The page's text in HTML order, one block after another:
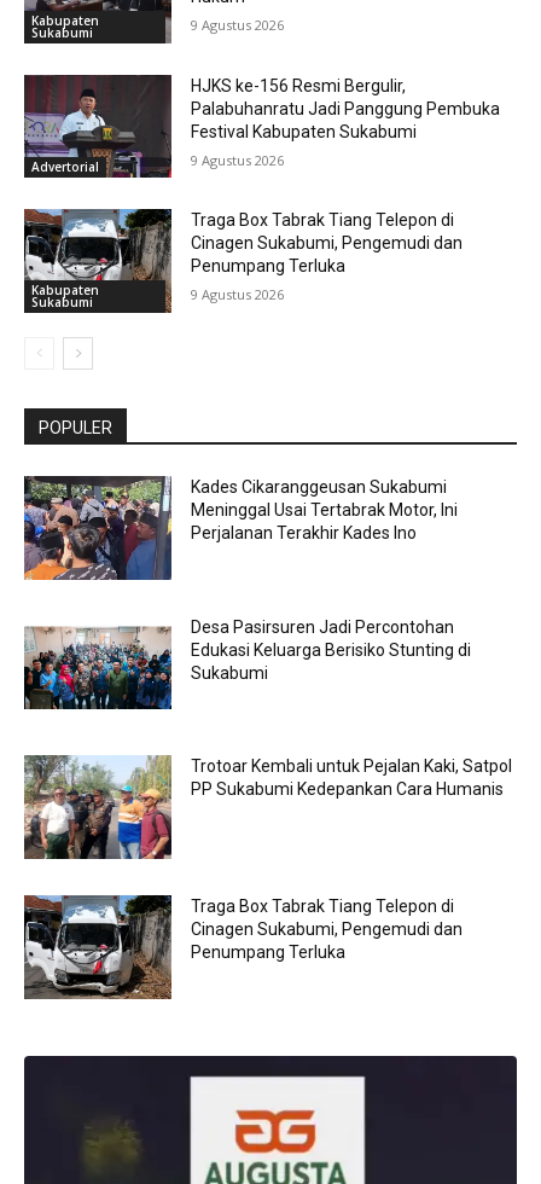
Kabupaten
Sukabumi 9 Agustus 2026
Advertorial
HJKS ke-156 Resmi Bergulir,
Palabuhanratu Jadi Panggung Pembuka
Festival Kabupaten Sukabumi
9 Agustus 2026
Kabupaten
Sukabumi
Traga Box Tabrak Tiang Telepon di
Cinagen Sukabumi, Pengemudi dan
Penumpang Terluka
9 Agustus 2026
POPULER
Kades Cikaranggeusan Sukabumi
Meninggal Usai Tertabrak Motor, Ini
Perjalanan Terakhir Kades Ino
Desa Pasirsuren Jadi Percontohan
Edukasi Keluarga Berisiko Stunting di
Sukabumi
Trotoar Kembali untuk Pejalan Kaki, Satpol
PP Sukabumi Kedepankan Cara Humanis
Traga Box Tabrak Tiang Telepon di
Cinagen Sukabumi, Pengemudi dan
Penumpang Terluka